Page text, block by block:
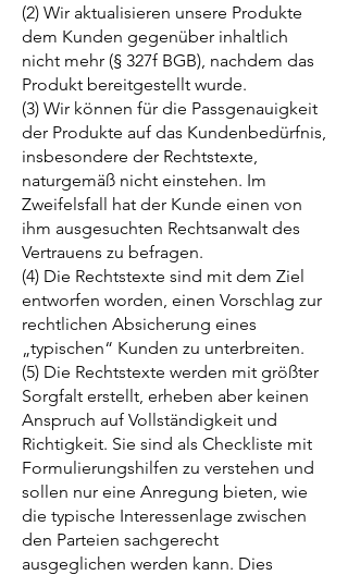
(2) Wir aktualisieren unsere Produkte
dem Kunden gegenüber inhaltlich
nicht mehr (§ 327f BGB), nachdem das
Produkt bereitgestellt wurde.
(3) Wir können für die Passgenauigkeit
der Produkte auf das Kundenbedürfnis,
insbesondere der Rechtstexte,
naturgemäß nicht einstehen. Im
Zweifelsfall hat der Kunde einen von
ihm ausgesuchten Rechtsanwalt des
Vertrauens zu befragen.
(4) Die Rechtstexte sind mit dem Ziel
entworfen worden, einen Vorschlag zur
rechtlichen Absicherung eines
„typischen“ Kunden zu unterbreiten.
(5) Die Rechtstexte werden mit größter
Sorgfalt erstellt, erheben aber keinen
Anspruch auf Vollständigkeit und
Richtigkeit. Sie sind als Checkliste mit
Formulierungshilfen zu verstehen und
sollen nur eine Anregung bieten, wie
die typische Interessenlage zwischen
den Parteien sachgerecht
ausgeglichen werden kann. Dies